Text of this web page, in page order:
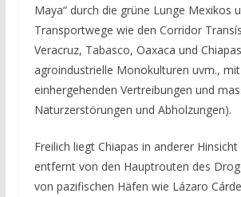
Maya“ durch die grüne Lunge Mexikos
Transportwege wie den Corridor
Veracruz, Tabasco, Oaxaca und
agroindustrielle Monokulturen uvm., mit
einhergehenden Vertreibungen und
Naturzerstörungen und Abholzungen).
Freilich liegt Chiapas in anderer
entfernt von den Hauptrouten des
von pazifischen Häfen wie Lázaro